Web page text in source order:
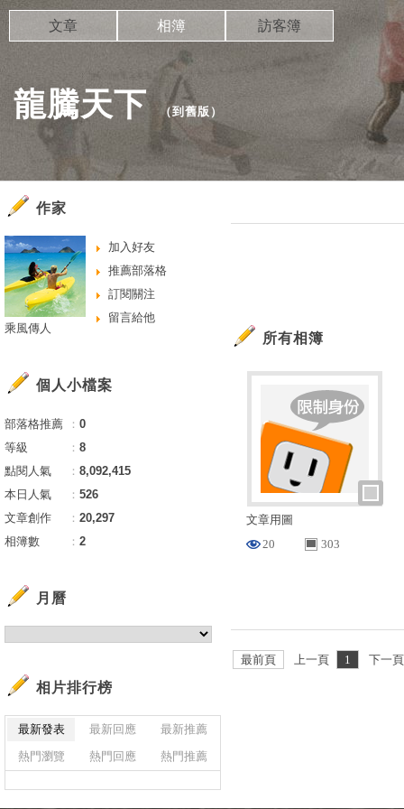
龍騰天下 （到舊版 ）
文章 相簿 訪客簿
所有相簿
文章用圖
20
303
最前頁 上一頁 1 下一
作家
加入好友
推薦部落格
訂閱關注
留言給他
乘風傳人
個人小檔案
部落格推薦 ： 0
等級
： 8
點閱人氣
： 8,092,415
本日人氣
： 526
文章創作
： 20,297
相簿數
： 2
月曆
相片排行榜
最新發表 最新回應
最新推薦
熱門瀏覽
熱門回應 熱門推薦